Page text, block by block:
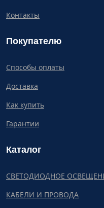
Контакты
Покупателю
Способы оплаты
Доставка
Как купить
Гарантии
Каталог
СВЕТОДИОДНОЕ
КАБЕЛИ И ПРОВОДА